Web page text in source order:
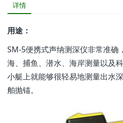
详情
用途：
SM-5便携式声纳测深仪非常准确
海、捕鱼、潜水、海岸测量以及
小艇上就能够很轻易地测量出水
舶抛锚。